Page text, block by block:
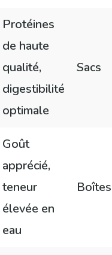
Protéines
de haute
qualité,
digestibilité
optimale
Sacs
Goût
apprécié,
teneur
élevée en
eau
Boîtes